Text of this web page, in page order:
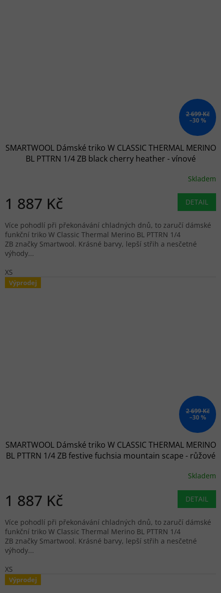
2 699 Kč
–30 %
SMARTWOOL Dámské triko W CLASSIC THERMAL MERINO
BL PTTRN 1/4 ZB black cherry heather - vínové
Skladem
1 887 Kč DETAIL
Více pohodlí při překonávání chladných dnů, to zaručí dámské
funkční triko W Classic Thermal Merino BL PTTRN 1/4
ZB značky Smartwool. Krásné barvy, lepší střih a nesčetné
výhody...
XS
Výprodej
2 699 Kč
–30 %
SMARTWOOL Dámské triko W CLASSIC THERMAL MERINO
BL PTTRN 1/4 ZB festive fuchsia mountain scape - růžové
Skladem
1 887 Kč DETAIL
Více pohodlí při překonávání chladných dnů, to zaručí dámské
funkční triko W Classic Thermal Merino BL PTTRN 1/4
ZB značky Smartwool. Krásné barvy, lepší střih a nesčetné
výhody...
XS
Výprodej